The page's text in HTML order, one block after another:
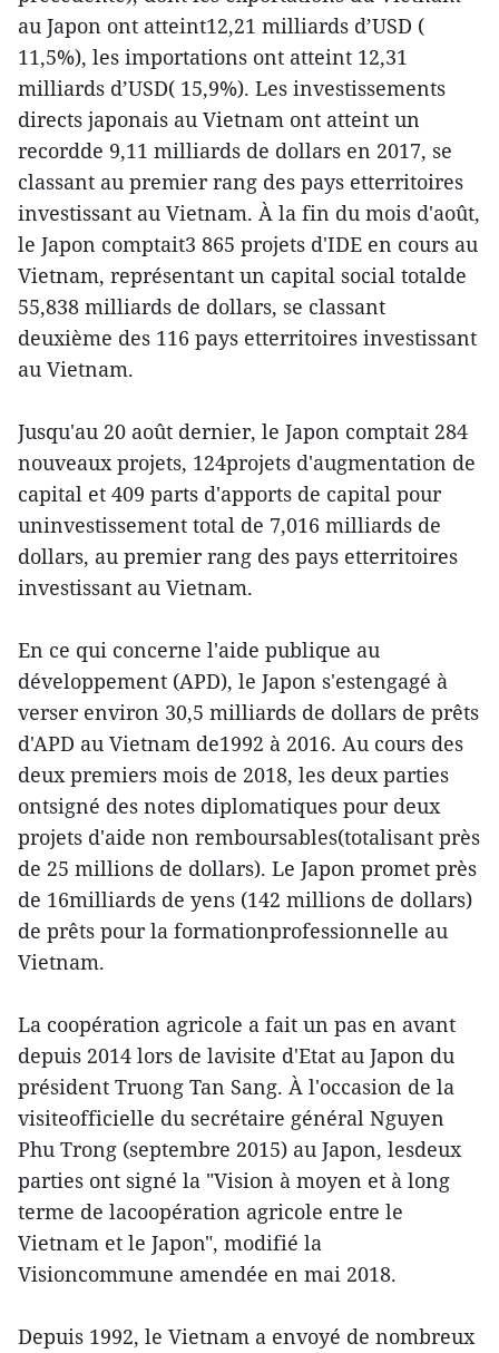
au Japon ont atteint12,21 milliards d’USD (
11,5%), les importations ont atteint 12,31
milliards d’USD( 15,9%). Les investissements
directs japonais au Vietnam ont atteint un
recordde 9,11 milliards de dollars en 2017, se
classant au premier rang des pays etterritoires
investissant au Vietnam. À la fin du mois d'août,
le Japon comptait3 865 projets d'IDE en cours au
Vietnam, représentant un capital social totalde
55,838 milliards de dollars, se classant
deuxième des 116 pays etterritoires investissant
au Vietnam.
Jusqu'au 20 août dernier, le Japon comptait 284
nouveaux projets, 124projets d'augmentation de
capital et 409 parts d'apports de capital pour
uninvestissement total de 7,016 milliards de
dollars, au premier rang des pays etterritoires
investissant au Vietnam.
En ce qui concerne l'aide publique au
développement (APD), le Japon s'estengagé à
verser environ 30,5 milliards de dollars de prêts
d'APD au Vietnam de1992 à 2016. Au cours des
deux premiers mois de 2018, les deux parties
ontsigné des notes diplomatiques pour deux
projets d'aide non remboursables(totalisant près
de 25 millions de dollars). Le Japon promet près
de 16milliards de yens (142 millions de dollars)
de prêts pour la formationprofessionnelle au
Vietnam.
La coopération agricole a fait un pas en avant
depuis 2014 lors de lavisite d'Etat au Japon du
président Truong Tan Sang. À l'occasion de la
visiteofficielle du secrétaire général Nguyen
Phu Trong (septembre 2015) au Japon, lesdeux
parties ont signé la "Vision à moyen et à long
terme de lacoopération agricole entre le
Vietnam et le Japon", modifié la
Visioncommune amendée en mai 2018.
Depuis 1992, le Vietnam a envoyé de nombreux